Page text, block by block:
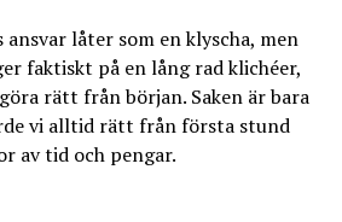
låter som en klyscha, men
faktiskt på en lång rad klichéer,
rätt från början. Saken är bara
vi alltid rätt från första stund
av tid och pengar.